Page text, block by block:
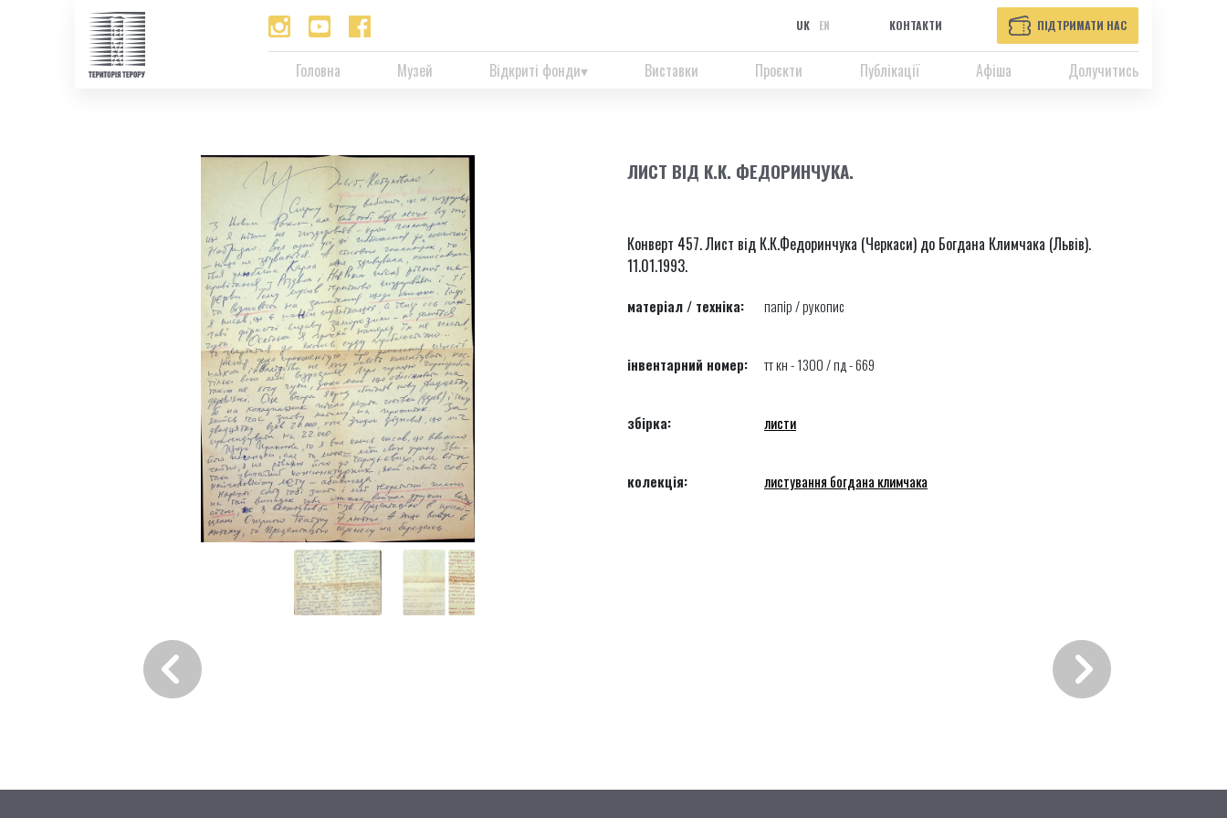
UK EN КОНТАКТИ ПІДТРИМАТИ НАС
Головна Музей Відкриті фонди Виставки Проєкти Публікації Афіша Долучитись
ЛИСТ ВІД К.К. ФЕДОРИНЧУКА.
Конверт 457. Лист від К.К.Федоринчука (Черкаси) до Богдана Климчака (Львів).
11.01.1993.
матеріал / техніка: папір / рукопис
інвентарний номер: тт кн - 1300 / пд - 669
збірка: листи
колекція: листування богдана климчака